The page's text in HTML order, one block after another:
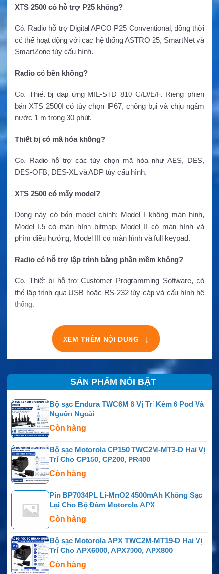
XTS 2500 có hỗ trợ P25 không?
Có. Radio hỗ trợ Digital APCO P25 Conventional, đồng thời
có thể hoạt động với các hệ thống ASTRO 25, SmartNet và
SmartZone tùy cấu hình.
Radio có bền không?
Có. Thiết bị đáp ứng MIL-STD 810 C/D/E/F. Riêng phiên
bản XTS 2500I có tùy chọn IP67, chống bụi và chịu ngâm
nước 1 m trong 30 phút.
Thiết bị có mã hóa không?
Có. Radio hỗ trợ các tùy chọn mã hóa như AES, DES,
DES-OFB, DES-XL và ADP tùy cấu hình.
XTS 2500 có mấy model?
Dòng này có bốn model chính: Model I không màn hình,
Model I.5 có màn hình bitmap, Model II có màn hình và
phím điều hướng, Model III có màn hình và full keypad.
Radio có hỗ trợ lập trình bằng phần mềm không?
Có. Thiết bị hỗ trợ Customer Programming Software, có
thể lập trình qua USB hoặc RS-232 tùy cáp và cấu hình hệ
thống.
XEM THÊM NỘI DUNG ↓
SẢN PHẨM NỔI BẬT
Bộ sạc Endura TWC6M 6 Vị Trí Kèm 6 Pod Và
Nguồn Ngoài
Còn hàng
Bộ sạc Motorola CP150 TWC2M-MT3-D Hai Vị
Trí Cho CP150, CP200, PR400
Còn hàng
Pin BP7034PL Li-MnO2 4500mAh Không Sạc
Lại Cho Bộ Đàm Motorola APX
Còn hàng
Bộ sạc Motorola APX TWC2M-MT19-D Hai Vị
Trí Cho APX6000, APX7000, APX800
Còn hàng